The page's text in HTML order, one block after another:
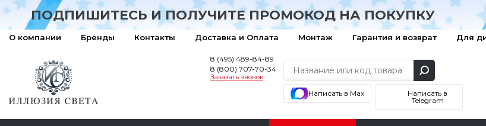
ПОДПИШИТЕСЬ И ПОЛУЧИТЕ ПРОМОКОД НА ПОКУПКУ
О компании Бренды Контакты Доставка и Оплата Монтаж Гарантия и возврат Для
8 (495) 489-84-89
8 (800) 707-70-34
Заказать звонок
Написать в Max
Написать в
Telegram